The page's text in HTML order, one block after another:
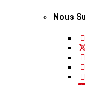
Nous